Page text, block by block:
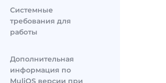
Системные
требования для
работы
Дополнительная
информация по
MuliOS версии при